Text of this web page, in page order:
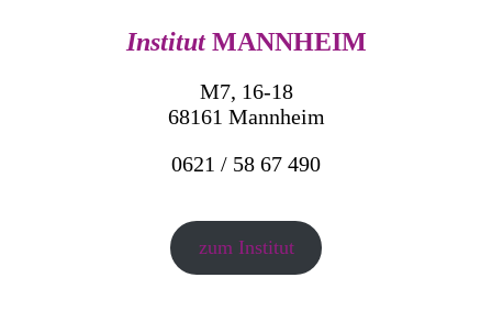
Institut MANNHEIM
M7, 16-18
68161 Mannheim
0621 / 58 67 490
zum Institut